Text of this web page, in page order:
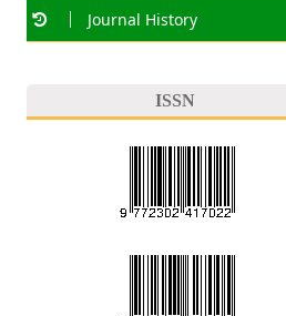
Journal History
ISSN